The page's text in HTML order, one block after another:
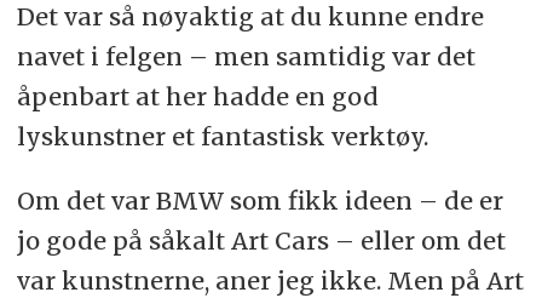
Det var så nøyaktig at du kunne endre
navet i felgen – men samtidig var det
åpenbart at her hadde en god
lyskunstner et fantastisk verktøy.
Om det var BMW som fikk ideen – de er
jo gode på såkalt Art Cars – eller om det
var kunstnerne, aner jeg ikke. Men på Art